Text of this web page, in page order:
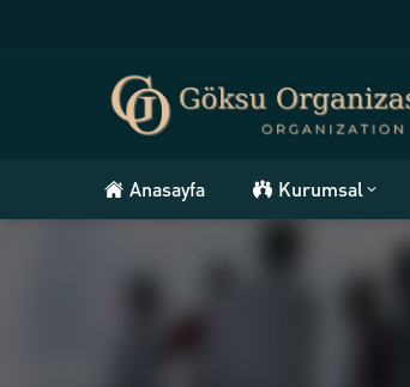
Anasayfa Kurumsal